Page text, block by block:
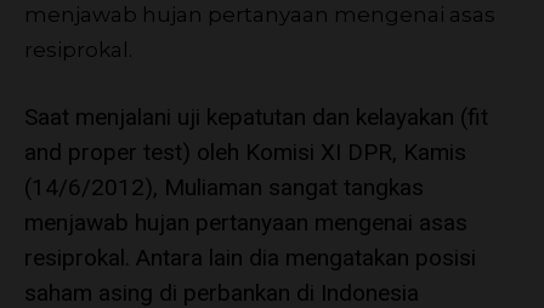
menjawab hujan pertanyaan mengenai asas
resiprokal.
Saat menjalani uji kepatutan dan kelayakan (fit
and proper test) oleh Komisi XI DPR, Kamis
(14/6/2012), Muliaman sangat tangkas
menjawab hujan pertanyaan mengenai asas
resiprokal. Antara lain dia mengatakan posisi
saham asing di perbankan di Indonesia